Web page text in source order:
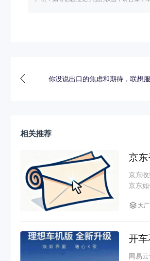
你没说出口的焦虑和期待，联想
相关推荐
京
京东
京东
大
开
网易